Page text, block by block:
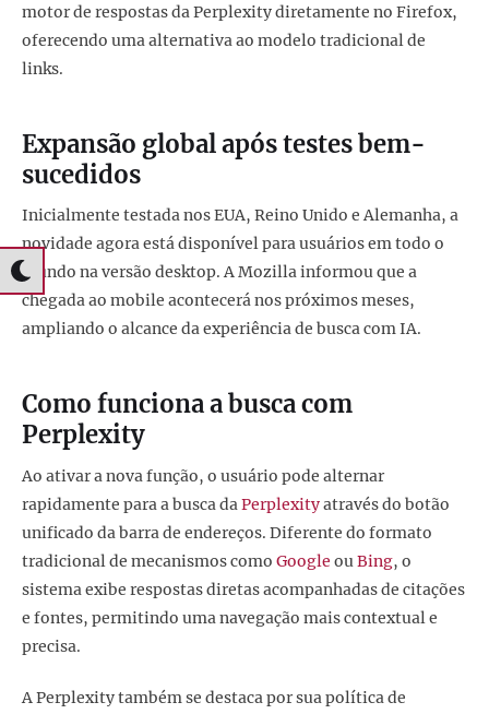
motor de respostas da Perplexity diretamente no Firefox,
oferecendo uma alternativa ao modelo tradicional de
links.
Expansão global após testes bem-
sucedidos
Inicialmente testada nos EUA, Reino Unido e Alemanha, a
novidade agora está disponível para usuários em todo o
mundo na versão desktop. A Mozilla informou que a
chegada ao mobile acontecerá nos próximos meses,
ampliando o alcance da experiência de busca com IA.
Como funciona a busca com
Perplexity
Ao ativar a nova função, o usuário pode alternar
rapidamente para a busca daPerplexityatravés do botão
unificado da barra de endereços. Diferente do formato
tradicional de mecanismos como Google ouBing, o
sistema exibe respostas diretas acompanhadas de citações
e fontes, permitindo uma navegação mais contextual e
precisa.
A Perplexity também se destaca por sua política de